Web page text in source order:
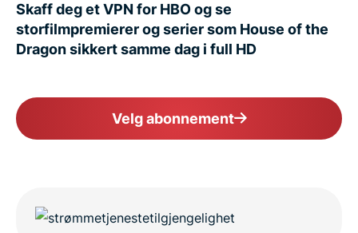
Skaff deg et VPN for HBO og se
storfilmpremierer og serier som House of the
Dragon sikkert samme dag i full HD
Velg abonnement